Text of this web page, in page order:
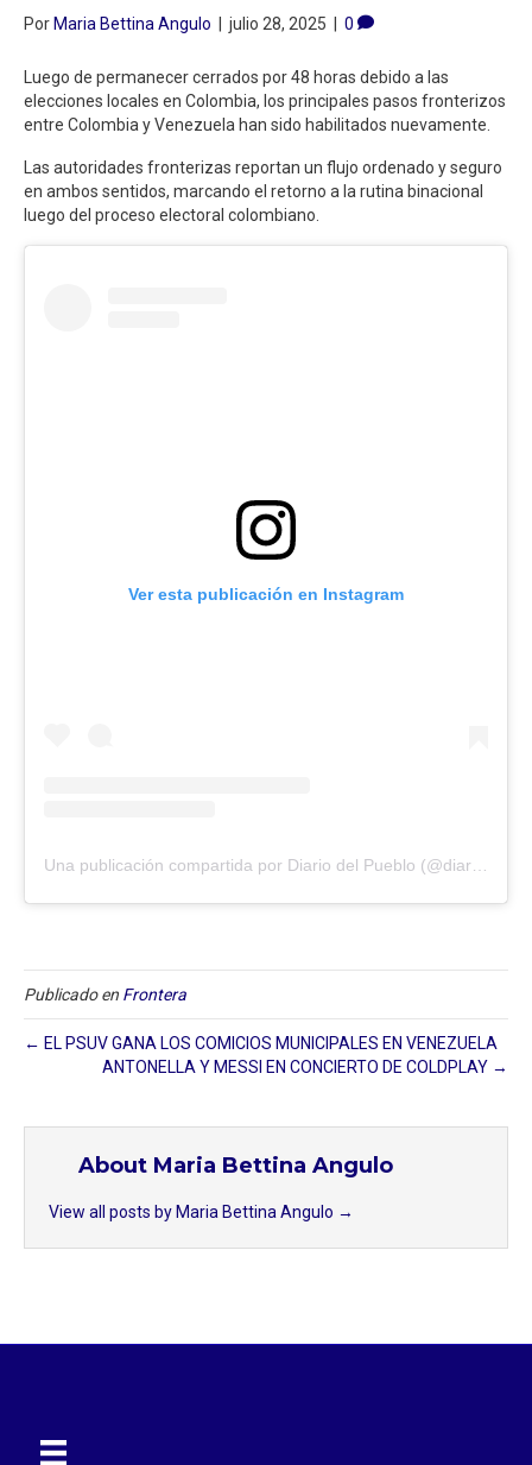
PorMaria Bettina Angulo | julio 28, 2025 | 0
Luego de permanecer cerrados por 48 horas debido a las
elecciones locales en Colombia, los principales pasos fronterizos
entre Colombia y Venezuela han sido habilitados nuevamente.
Las autoridades fronterizas reportan un flujo ordenado y seguro
en ambos sentidos, marcando el retorno a la rutina binacional
luego del proceso electoral colombiano.
Ver esta publicación en Instagram
Publicado en Frontera
← EL PSUV GANA LOS COMICIOS MUNICIPALES EN VENEZUELA
ANTONELLA Y MESSI EN CONCIERTO DE COLDPLAY →
About Maria Bettina Angulo
View all posts by Maria Bettina Angulo →